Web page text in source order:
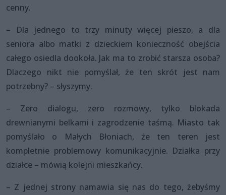
cenny.
– Dla jednego to trzy minuty więcej pieszo, a dla
seniora albo matki z dzieckiem konieczność obejścia
całego osiedla dookoła. Jak ma to zrobić starsza osoba?
Dlaczego nikt nie pomyślał, że ten skrót jest nam
potrzebny? – słyszymy.
– Zero dialogu, zero rozmowy, tylko blokada
drewnianymi belkami i zagrodzenie taśmą. Miasto tak
pomyślało o Małych Błoniach, że ten teren jest
kompletnie problemowy komunikacyjnie. Działka przy
działce – mówią kolejni mieszkańcy.
– Z jednej strony namawia się nas do tego, żebyśmy